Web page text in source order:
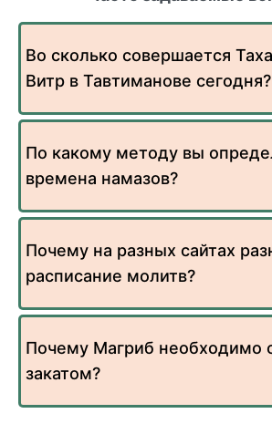
Во сколько совершается
Витр в Тавтиманове сегодня?
По какому методу вы
времена намазов?
Почему на разных сайтах
расписание молитв?
Почему Магриб необходимо
закатом?